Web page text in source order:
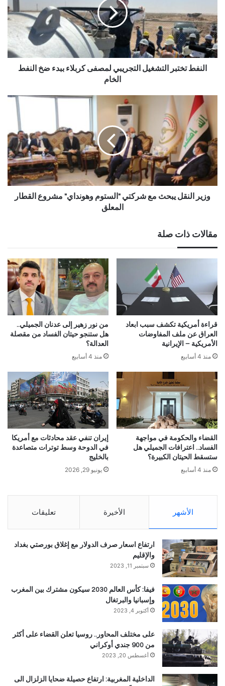
النفط تختبر التشغيل التجريبي لمصفى كربلاء ببدء ضخ النفط
الخام
وزير النقل يبحث مع شركتي "الستوم وهونداي" مشروع القطار
المعلق
مقالات ذات صلة
قراءة أمريكية تكشف سبب ابعاد
العراق عن ملف المفاوضات
الأمريكية – الإيرانية
منذ 4 أسابيع
من نور زهير إلى عدنان الجميلي..
هل ستنجو حيتان الفساد من مقصلة
العدالة؟
منذ 4 أسابيع
القضاء والحكومة في مواجهة
الفساد.. اعترافات الجميلي هل
ستسقط الحيتان الكبيرة؟
منذ 4 أسابيع
إيران تنفي عقد محادثات مع أمريكا
في الدوحة وسط توترات متصاعدة
بالخليج
يونيو 29, 2026
الأشهر الأخيرة تعليقات
ارتفاع اسعار صرف الدولار مع إغلاق بورصتي بغداد
والإقليم
سبتمبر 11, 2023
فيفا: كأس العالم 2030 سيكون مشترك بين المغرب
وإسبانيا والبرتغال
أكتوبر 4, 2023
على مختلف المحاور.. روسيا تعلن القضاء على أكثر
من 900 جندي أوكراني
أغسطس 20, 2023
الداخلية المغربية: ارتفاع حصيلة ضحايا الزلزال الى